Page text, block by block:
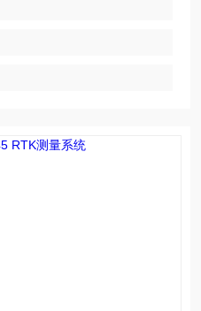
量定位技术，特意为中国用户